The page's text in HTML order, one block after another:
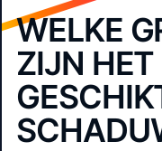
WELKE
ZIJN